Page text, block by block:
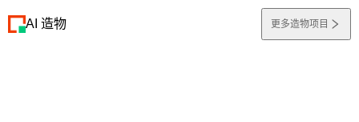
AI 造物 更多造物项目